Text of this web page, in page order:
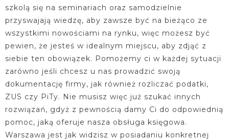
szkolą się na seminariach oraz samodzielnie
przyswajają wiedzę, aby zawsze być na bieżąco ze
wszystkimi nowościami na rynku, więc możesz być
pewien, że jesteś w idealnym miejscu, aby zdjąć z
siebie ten obowiązek. Pomożemy ci w każdej sytuacji
zarówno jeśli chcesz u nas prowadzić swoją
dokumentację firmy, jak również rozliczać podatki,
ZUS czy PiTy. Nie musisz więc już szukać innych
rozwiązań, gdyż z pewnością damy Ci do odpowiednią
pomoc, jaką oferuje nasza obsługa księgowa.
Warszawa jest jak widzisz w posiadaniu konkretnej